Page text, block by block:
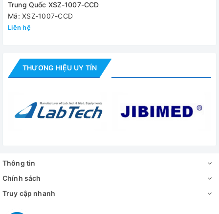
Trung Quốc XSZ-1007-CCD
Mã: XSZ-1007-CCD
Liên hệ
THƯƠNG HIỆU UY TÍN
Thông tin
Chính sách
Truy cập nhanh